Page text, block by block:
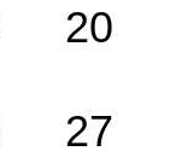
20
27